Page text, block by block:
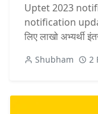
Uptet 2023
notification
लिए लाखो अभ्यर्थी
Shubham 2